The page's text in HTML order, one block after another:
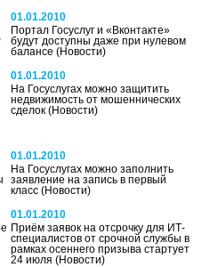
01.01.2010
Портал Госуслуг и «Вконтакте»
будут доступны даже при нулевом
балансе(Новости)
01.01.2010
На Госуслугах можно защитить
недвижимость от мошеннических
сделок(Новости)
01.01.2010
На Госуслугах можно заполнить
заявление на запись в первый
класс(Новости)
01.01.2010
Приём заявок на отсрочку для ИТ-
специалистов от срочной службы в
рамках осеннего призыва стартует
24 июля(Новости)